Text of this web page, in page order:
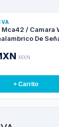
/ Camara
De
Metros De
Solo 1 Kit
MXN
+ Carrito